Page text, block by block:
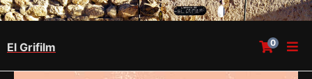
El Grifilm 0